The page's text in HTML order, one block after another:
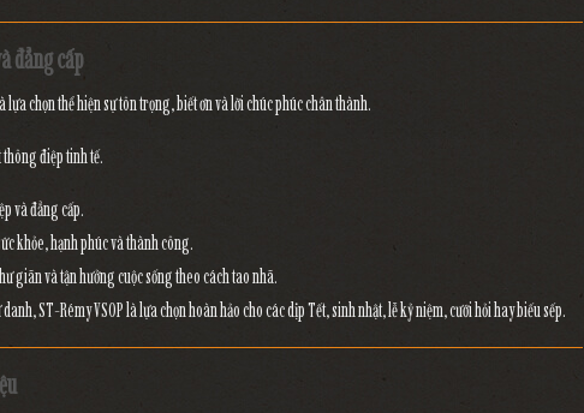
đẳng cấp
lựa chọn thể hiện sự tôn trọng, biết ơn và lời chúc phúc chân thành.
thông điệp tinh tế.
và đẳng cấp.
khỏe, hạnh phúc và thành công.
giãn và tận hưởng cuộc sống theo cách tao nhã.
danh,ST-Rémy VSOPlà lựa chọn hoàn hảo chocác dịp Tết, sinh nhật, lễ kỷ niệm, cưới hỏi hay biếu sếp.